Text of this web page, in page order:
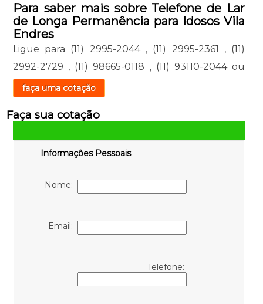
Para saber mais sobre Telefone de Lar
de Longa Permanência para Idosos Vila
Endres
Ligue para (11) 2995-2044 , (11) 2995-2361 , (11)
2992-2729 , (11) 98665-0118 , (11) 93110-2044 ou
faça uma cotação
Faça sua cotação
Informações Pessoais
Nome:
Email:
Telefone: